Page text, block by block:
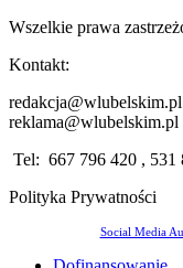
Wszelkie prawa
Kontakt:
reklama@wlubelskim.pl
Tel: 667 796 420 , 531
Polityka Prywatności
Social Media